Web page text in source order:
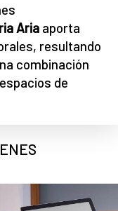
Aria aporta
resultando
combinación
de